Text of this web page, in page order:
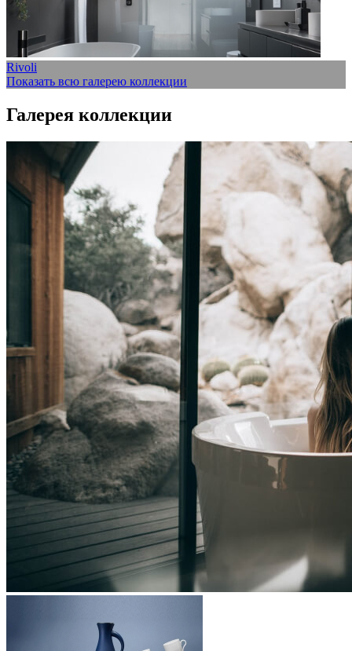
Rivoli
Показать всю галерею коллекции
Галерея коллекции